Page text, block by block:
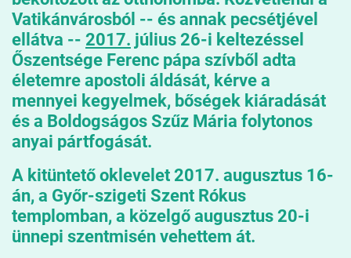
Vatikánvárosból -- és annak pecsétjével
ellátva -- 2017. július 26-i keltezéssel
Őszentsége Ferenc pápa szívből adta
életemre apostoli áldását, kérve a
mennyei kegyelmek, bőségek kiáradását
és a Boldogságos Szűz Mária folytonos
anyai pártfogását.
A kitüntető oklevelet 2017. augusztus 16-
án, a Győr-szigeti Szent Rókus
templomban, a közelgő augusztus 20-i
ünnepi szentmisén vehettem át.